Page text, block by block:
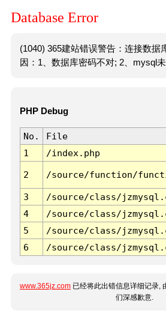
Database Error
(1040) 365建站错误警告：连接数据
因：1、数据库密码不对; 2、mysql未
PHP Debug
No. File
1
/index.php
2 /source/function/
3 /source/class/
4
/source/class/
5
/source/class/
6
/source/class/
www.365jz.com 已经将此出错信息详细记录,
们深感歉意.